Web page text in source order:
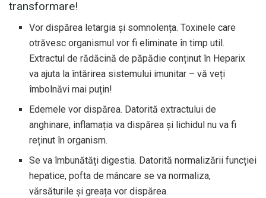
transformare!
Vor dispărea letargia și somnolența. Toxinele care
otrăvesc organismul vor fi eliminate în timp util.
Extractul de rădăcină de păpădie conținut în Heparix
va ajuta la întărirea sistemului imunitar – vă veți
îmbolnăvi mai puțin!
Edemele vor dispărea. Datorită extractului de
anghinare, inflamația va dispărea și lichidul nu va fi
reținut în organism.
Se va îmbunătăți digestia. Datorită normalizării funcției
hepatice, pofta de mâncare se va normaliza,
vărsăturile și greața vor dispărea.